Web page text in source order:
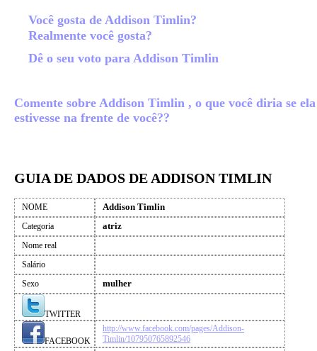
Você gosta de Addison Timlin?
Realmente você gosta?
Dê o seu voto para Addison Timlin
Comente sobre Addison Timlin , o que você diria se ela
estivesse na frente de você??
GUIA DE DADOS DE ADDISON TIMLIN
NOME Addison Timlin
Categoria atriz
Nome real
Salário
Sexo
mulher
TWITTER
FACEBOOK
http://www.facebook.com/pages/Addison-
Timlin/107950765892546